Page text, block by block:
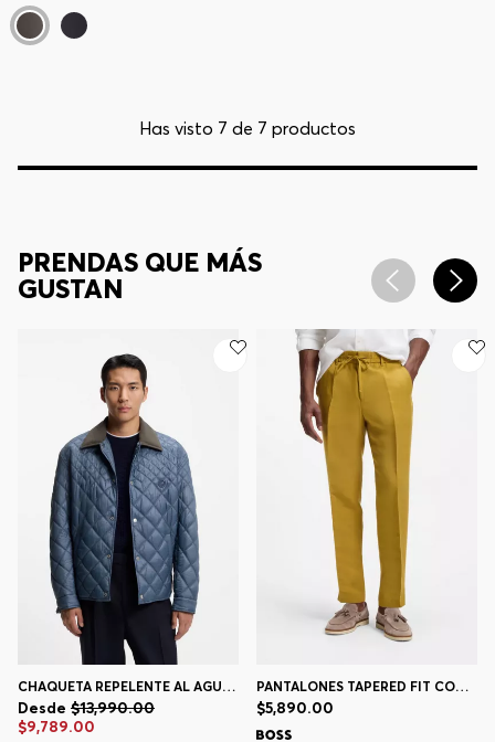
Has visto 7 de 7 productos
PRENDAS QUE MÁS
GUSTAN
CHAQUETA REPELENTE AL AGUA CON GUATEADO MIXTO
Desde $13,990.00
$9,789.00
PANTALONES TAPERED FIT CON CORDÓN EN LA CINTURA
$5,890.00